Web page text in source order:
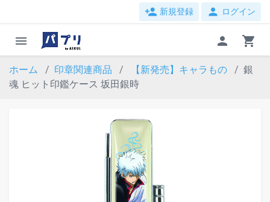
person_add 新規登録 person ログイン
menu person shopping_cart
ホーム 印章関連商品 【新発売】キャラもの
銀
魂 ヒット印鑑ケース 坂田銀時